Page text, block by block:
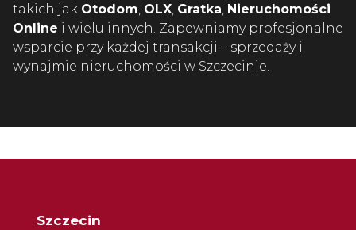
takich jak Otodom OLX Gratka Nieruchomości
Online i wielu innych. Zapewniamy profesjonalne
wsparcie przy każdej transakcji – sprzedaży i
wynajmie nieruchomości w Szczecinie.
Szczecin